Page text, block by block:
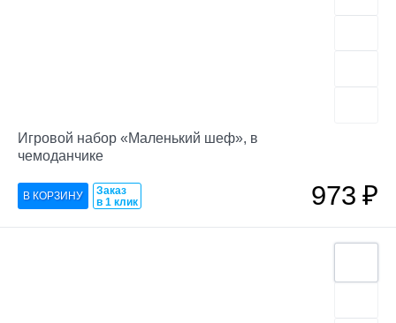
Игровой набор «Маленький шеф», в
чемоданчике
Заказ
в 1 клик
973₽